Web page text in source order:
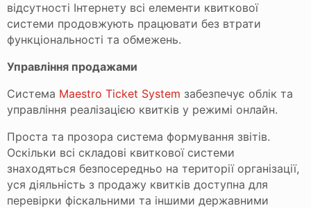
відсутності Інтернету всі елементи квиткової
системи продовжують працювати без втрати
функціональності та обмежень.
Управління продажами
Система Maestro Ticket System забезпечує облік та
управління реалізацією квитків у режимі онлайн.
Проста та прозора система формування звітів.
Оскільки всі складові квиткової системи
знаходяться безпосередньо на території організації,
уся діяльність з продажу квитків доступна для
перевірки фіскальними та іншими державними